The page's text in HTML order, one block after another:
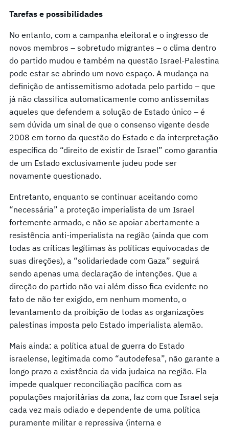
Tarefas e possibilidades
No entanto, com a campanha eleitoral e o ingresso de
novos membros – sobretudo migrantes – o clima dentro
do partido mudou e também na questão Israel-Palestina
pode estar se abrindo um novo espaço. A mudança na
definição de antissemitismo adotada pelo partido – que
já não classifica automaticamente como antissemitas
aqueles que defendem a solução de Estado único – é
sem dúvida um sinal de que o consenso vigente desde
2008 em torno da questão do Estado e da interpretação
específica do “direito de existir de Israel” como garantia
de um Estado exclusivamente judeu pode ser
novamente questionado.
Entretanto, enquanto se continuar aceitando como
“necessária” a proteção imperialista de um Israel
fortemente armado, e não se apoiar abertamente a
resistência anti-imperialista na região (ainda que com
todas as críticas legítimas às políticas equivocadas de
suas direções), a “solidariedade com Gaza” seguirá
sendo apenas uma declaração de intenções. Que a
direção do partido não vai além disso fica evidente no
fato de não ter exigido, em nenhum momento, o
levantamento da proibição de todas as organizações
palestinas imposta pelo Estado imperialista alemão.
Mais ainda: a política atual de guerra do Estado
israelense, legitimada como “autodefesa”, não garante a
longo prazo a existência da vida judaica na região. Ela
impede qualquer reconciliação pacífica com as
populações majoritárias da zona, faz com que Israel seja
cada vez mais odiado e dependente de uma política
puramente militar e repressiva (interna e